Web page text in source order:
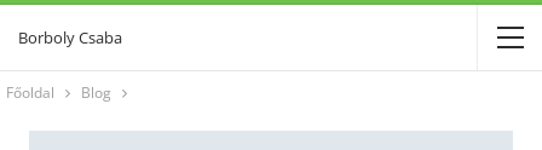
Borboly Csaba
Főoldal Blog